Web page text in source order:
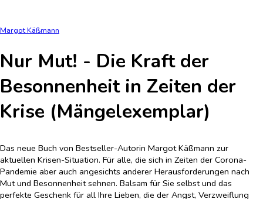
Margot Käßmann
Nur Mut! - Die Kraft der
Besonnenheit in Zeiten der
Krise (Mängelexemplar)
Das neue Buch von Bestseller-Autorin Margot Käßmann zur
aktuellen Krisen-Situation. Für alle, die sich in Zeiten der Corona-
Pandemie aber auch angesichts anderer Herausforderungen nach
Mut und Besonnenheit sehnen. Balsam für Sie selbst und das
perfekte Geschenk für all Ihre Lieben, die der Angst, Verzweiflung